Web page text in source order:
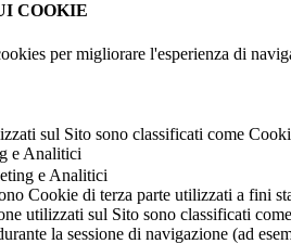
COOKIE
per migliorare l'esperienza di
sul Sito sono classificati come
e Analitici
e Analitici
Cookie di terza parte utilizzati a fini
utilizzati sul Sito sono classificati
la sessione di navigazione (ad